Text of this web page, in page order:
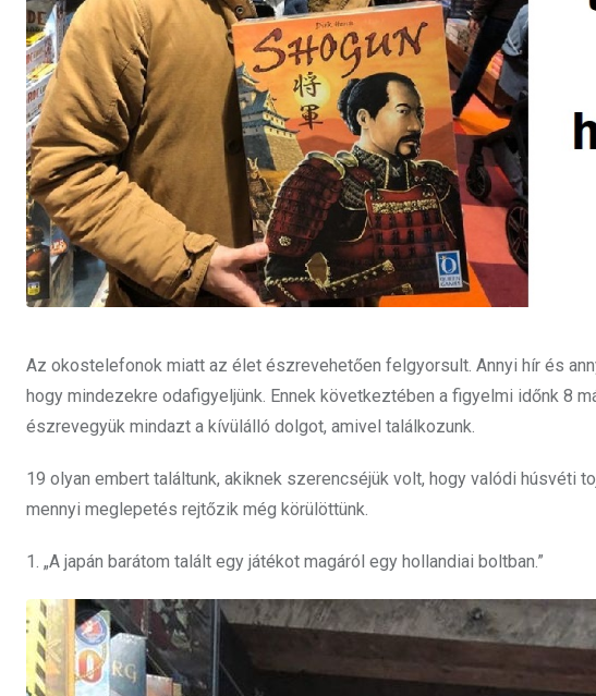
Az okostelefonok miatt az élet észrevehetően felgyorsult. Annyi hír és
hogy mindezekre odafigyeljünk. Ennek következtében a figyelmi időnk 8
észrevegyük mindazt a kívülálló dolgot, amivel találkozunk.
19 olyan embert találtunk, akiknek szerencséjük volt, hogy valódi húsvéti
mennyi meglepetés rejtőzik még körülöttünk.
1. „A japán barátom talált egy játékot magáról egy hollandiai boltban.”